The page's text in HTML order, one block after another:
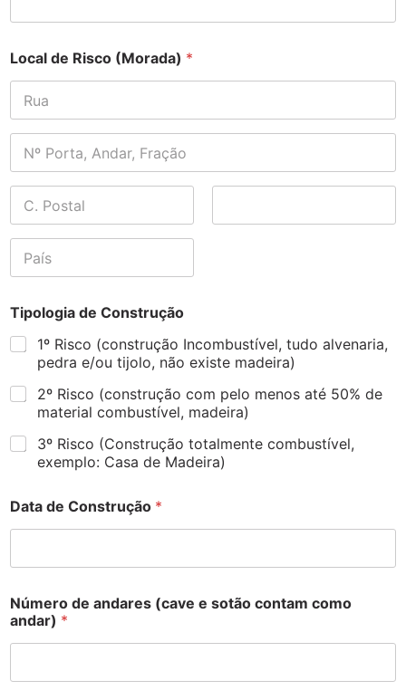
Local de Risco (Morada) *
Tipologia de Construção
1º Risco (construção Incombustível, tudo alvenaria,
pedra e/ou tijolo, não existe madeira)
2º Risco (construção com pelo menos até 50% de
material combustível, madeira)
3º Risco (Construção totalmente combustível,
exemplo: Casa de Madeira)
Data de Construção *
Número de andares (cave e sotão contam como
andar) *